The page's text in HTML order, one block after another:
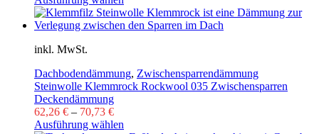
inkl. MwSt.
Dachbodendämmung, Zwischensparrendämmung
Steinwolle Klemmrock Rockwool 035 Zwischensparren
Deckendämmung
62,26 € – 70,73 €
Ausführung wählen